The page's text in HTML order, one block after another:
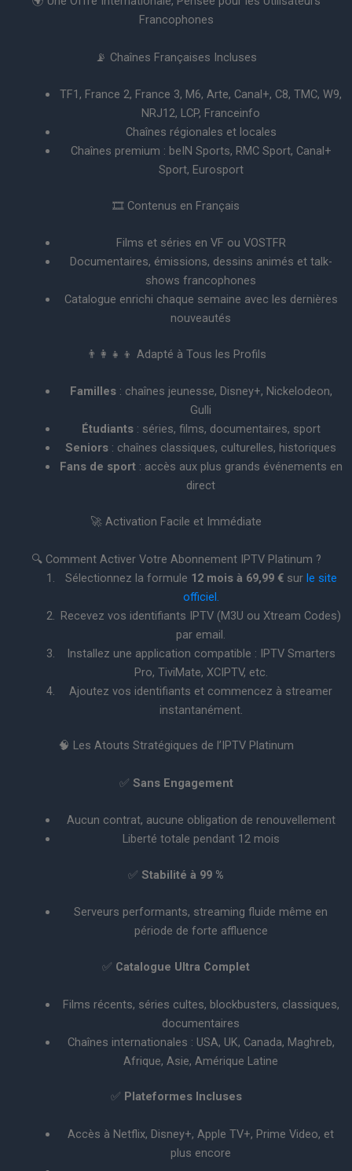
Francophones
📡 Chaînes Françaises Incluses
TF1, France 2, France 3, M6, Arte, Canal+, C8, TMC, W9,
NRJ12, LCP, Franceinfo
Chaînes régionales et locales
Chaînes premium : beIN Sports, RMC Sport, Canal+
Sport, Eurosport
🎞️ Contenus en Français
Films et séries en VF ou VOSTFR
Documentaires, émissions, dessins animés et talk-
shows francophones
Catalogue enrichi chaque semaine avec les dernières
nouveautés
👨‍👩‍👧‍👦 Adapté à Tous les Profils
Familles: chaînes jeunesse, Disney+, Nickelodeon,
Gulli
Étudiants: séries, films, documentaires, sport
Seniors : chaînes classiques, culturelles, historiques
Fans de sport: accès aux plus grands événements en
direct
🚀 Activation Facile et Immédiate
🔍 Comment Activer Votre Abonnement IPTV Platinum ?
Sélectionnez la formule 12 mois à 69,99 €sur le site
officiel.
Recevez vos identifiants IPTV (M3U ou Xtream Codes)
par email.
Installez une application compatible : IPTV Smarters
Pro, TiviMate, XCIPTV, etc.
Ajoutez vos identifiants et commencez à streamer
instantanément.
🧠 Les Atouts Stratégiques de l’IPTV Platinum
✅ Sans Engagement
Aucun contrat, aucune obligation de renouvellement
Liberté totale pendant 12 mois
✅ Stabilité à 99 %
Serveurs performants, streaming fluide même en
période de forte affluence
✅ Catalogue Ultra Complet
Films récents, séries cultes, blockbusters, classiques,
documentaires
Chaînes internationales : USA, UK, Canada, Maghreb,
Afrique, Asie, Amérique Latine
✅ Plateformes Incluses
Accès à Netflix, Disney+, Apple TV+, Prime Video, et
plus encore